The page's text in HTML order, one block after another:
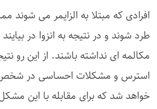
افرادی که مبتلا به الزایمر می
طرد شوند و در نتیجه به انزوا در
مکالمه ای نداشته باشند. از این رو
استرس و مشکلات احساسی در شخص
خواهد شد که برای مقابله با این